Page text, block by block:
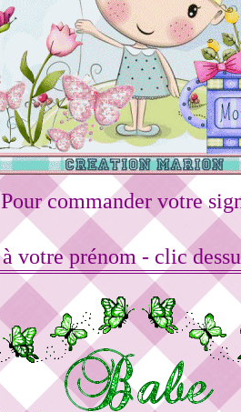
Pour commander votre
à votre prénom - clic